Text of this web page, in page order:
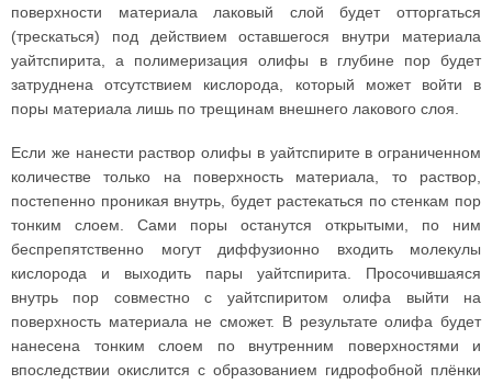
поверхности материала лаковый слой будет отторгаться
(трескаться) под действием оставшегося внутри материала
уайтспирита, а полимеризация олифы в глубине пор будет
затруднена отсутствием кислорода, который может войти в
поры материала лишь по трещинам внешнего лакового слоя.
Если же нанести раствор олифы в уайтспирите в ограниченном
количестве только на поверхность материала, то раствор,
постепенно проникая внутрь, будет растекаться по стенкам пор
тонким слоем. Сами поры останутся открытыми, по ним
беспрепятственно могут диффузионно входить молекулы
кислорода и выходить пары уайтспирита. Просочившаяся
внутрь пор совместно с уайтспиритом олифа выйти на
поверхность материала не сможет. В результате олифа будет
нанесена тонким слоем по внутренним поверхностями и
впоследствии окислится с образованием гидрофобной плёнки